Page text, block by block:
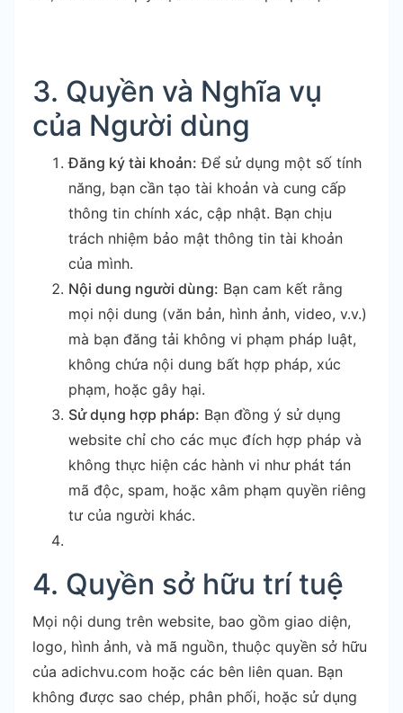
3. Quyền và Nghĩa vụ
của Người dùng
Đăng ký tài khoản: Để sử dụng một số tính
năng, bạn cần tạo tài khoản và cung cấp
thông tin chính xác, cập nhật. Bạn chịu
trách nhiệm bảo mật thông tin tài khoản
của mình.
Nội dung người dùng: Bạn cam kết rằng
mọi nội dung (văn bản, hình ảnh, video, v.v.)
mà bạn đăng tải không vi phạm pháp luật,
không chứa nội dung bất hợp pháp, xúc
phạm, hoặc gây hại.
Sử dụng hợp pháp: Bạn đồng ý sử dụng
website chỉ cho các mục đích hợp pháp và
không thực hiện các hành vi như phát tán
mã độc, spam, hoặc xâm phạm quyền riêng
tư của người khác.
4. Quyền sở hữu trí tuệ
Mọi nội dung trên website, bao gồm giao diện,
logo, hình ảnh, và mã nguồn, thuộc quyền sở hữu
của adichvu.com hoặc các bên liên quan. Bạn
không được sao chép, phân phối, hoặc sử dụng